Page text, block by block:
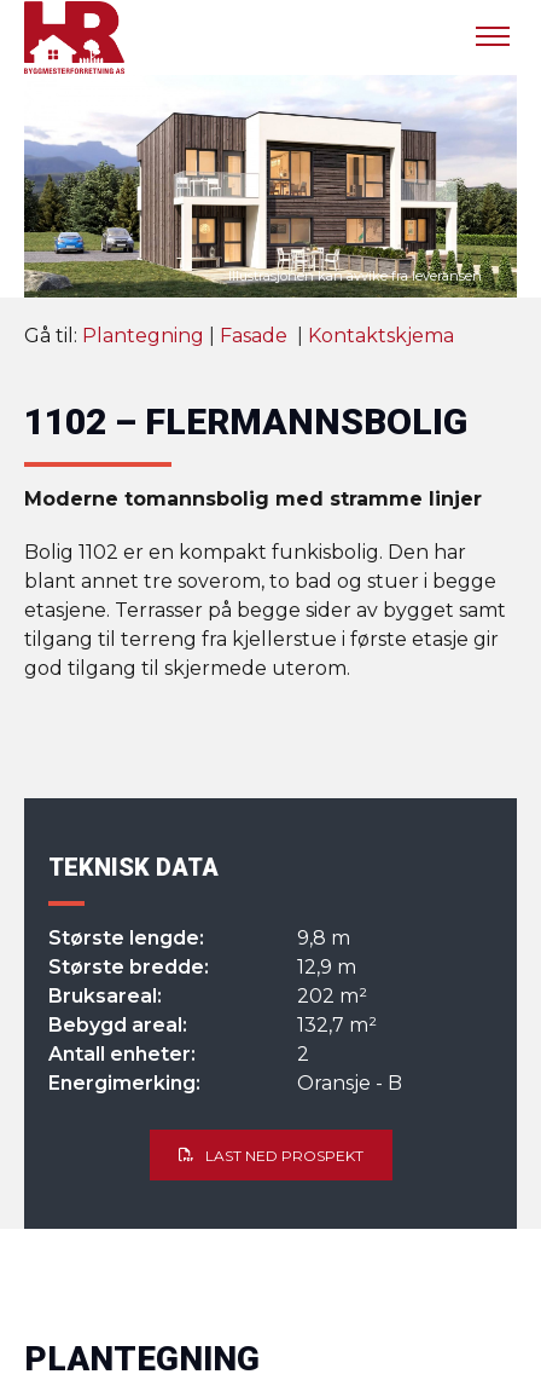
Gå til: Plantegning Fasade Kontaktskjema
1102 – FLERMANNSBOLIG
Moderne tomannsbolig med stramme linjer
Bolig 1102 er en kompakt funkisbolig. Den har
blant annet tre soverom, to bad og stuer i begge
etasjene. Terrasser på begge sider av bygget samt
tilgang til terreng fra kjellerstue i første etasje gir
god tilgang til skjermede uterom.
TEKNISK DATA
Største lengde:
9,8 m
Største bredde:
12,9 m
Bruksareal:
202 m²
Bebygd areal:
132,7 m²
Antall enheter:
2
Energimerking:
Oransje - B
LAST NED PROSPEKT
PLANTEGNING